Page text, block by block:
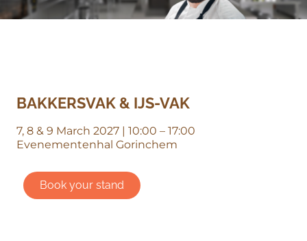
BAKKERSVAK & IJS-VAK
7, 8 & 9 March 2027 | 10:00 – 17:00
Evenementenhal Gorinchem
Book your stand